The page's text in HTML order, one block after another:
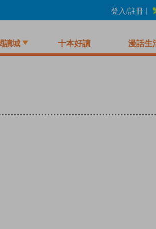
登入/註冊 |
讀城 十本好讀 漫話生